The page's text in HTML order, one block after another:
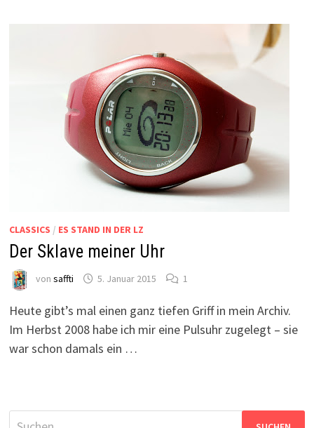
CLASSICS / ES STAND IN DER LZ
Der Sklave meiner Uhr
von saffti 5. Januar 2015 1
Heute gibt’s mal einen ganz tiefen Griff in mein Archiv.
Im Herbst 2008 habe ich mir eine Pulsuhr zugelegt – sie
war schon damals ein …
Suchen